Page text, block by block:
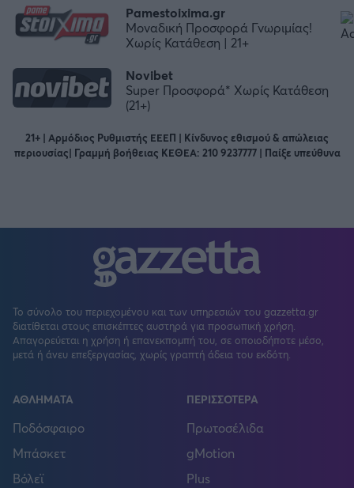
Novibet
Super Προσφορά* Χωρίς Κατάθεση
(21+)
Pamestoixima.gr
Μοναδική Προσφορά Γνωριμίας!
Χωρίς Κατάθεση | 21+
21+ | Αρμόδιος Ρυθμιστής ΕΕΕΠ | Κίνδυνος εθισμού & απώλειας
περιουσίας| Γραμμή βοήθειας ΚΕΘΕΑ: 210 9237777 | Παίξε υπεύθυνα
Το σύνολο του περιεχομένου και των υπηρεσιών του gazzetta.gr
διατίθεται στους επισκέπτες αυστηρά για προσωπική χρήση.
Απαγορεύεται η χρήση ή επανεκπομπή του, σε οποιοδήποτε μέσο,
μετά ή άνευ επεξεργασίας, χωρίς γραπτή άδεια του εκδότη.
ΑΘΛΗΜΑΤΑ
Ποδόσφαιρο
Μπάσκετ
Βόλεϊ
ΠΕΡΙΣΣΟΤΕΡΑ
Πρωτοσέλιδα
gMotion
Plus